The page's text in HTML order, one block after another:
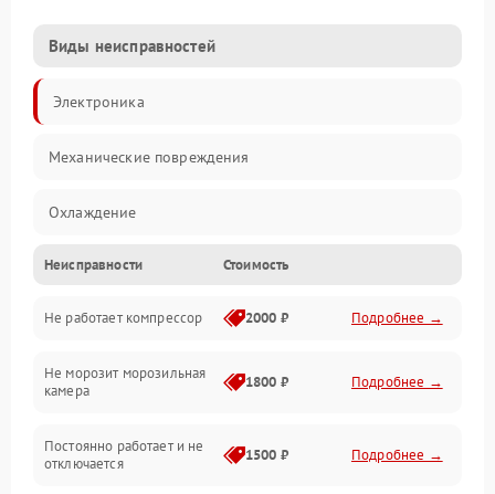
Виды неисправностей
Электроника
Механические повреждения
Охлаждение
Механика
Электропитание
Дренаж
Неисправности Стоимость
Не работает компрессор 2000 ₽ Подробнее →
Не морозит морозильная
камера
1800 ₽ Подробнее →
Постоянно работает и не
отключается
1500 ₽ Подробнее →